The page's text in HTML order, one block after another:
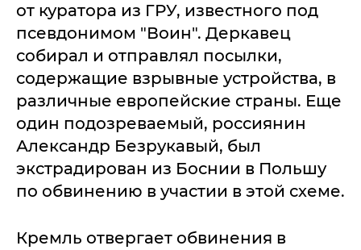
от куратора из ГРУ, известного под
псевдонимом "Воин". Деркавец
собирал и отправлял посылки,
содержащие взрывные устройства, в
различные европейские страны. Еще
один подозреваемый, россиянин
Александр Безрукавый, был
экстрадирован из Боснии в Польшу
по обвинению в участии в этой схеме.
Кремль отвергает обвинения в